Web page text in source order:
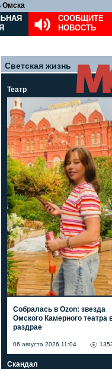
Омска
СООБЩИТЕ
НОВОСТЬ
Светская жизнь
Театр
Собралась в Ozon: звезда
Омского Камерного театра
раздрае
06 августа 2026 11:04
Скандал